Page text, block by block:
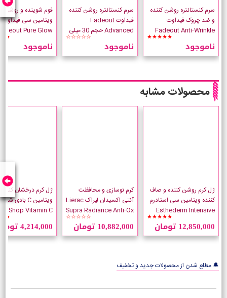
سرم کنستانتره روشن کننده
و ضد چروک فیداوت
Fadeout Anti-Wrinkle
★★★★★
ناموجود
سرم کنستانتره روشن کننده
فیداوت Fadeout
Advanced حجم 30 میلی
☆☆☆☆☆
ناموجود
فوم شوینده و روشن
ویتامین سی فیداوت
Pure Glow
ناموجود
محصولات مشابه
ژل کرم روشن کننده و صاف
کننده ویتامین سی استادرم
Esthederm Intensive
Vitamine C حجم 50 میلی
لیتر
★★★★★
12,850,000 تومان
کرم نوسازی و محافظت
آنتی اکسیدان لیراک Lierac
Supra Radiance Anti-Ox
☆☆☆☆☆
10,882,000 تومان
ژل کرم درخشان کننده
Shop Vitamin C
4,214,000 تومان
🔔 مطلع شدن از محصولات جدید و تخفیف